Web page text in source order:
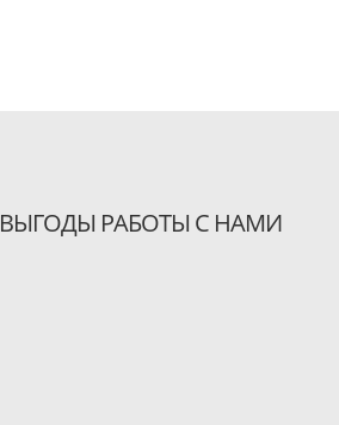
ВЫГОДЫ РАБОТЫ С НАМИ